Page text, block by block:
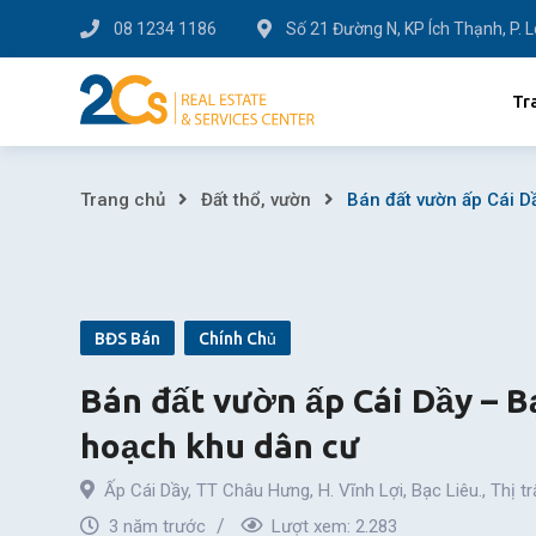
to
08 1234 1186 Số 21 Đường N, KP Ích Thạnh, P.
Bán
ấp
Cái
Dầy
–
Trang chủ Đất thổ, vườn Bán đất vườn ấp Cái
BĐS Bán Chính Chủ
Bán đất vườn ấp Cái Dầy –
hoạch khu dân cư
Ấp Cái Dầy, TT Châu Hưng, H. Vĩnh Lợi, Bạc Liêu., Thị
3 năm trước
Lượt xem: 2.283